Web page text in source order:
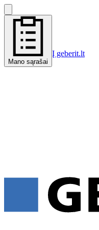
Mano sąrašai
Į geberit.lt